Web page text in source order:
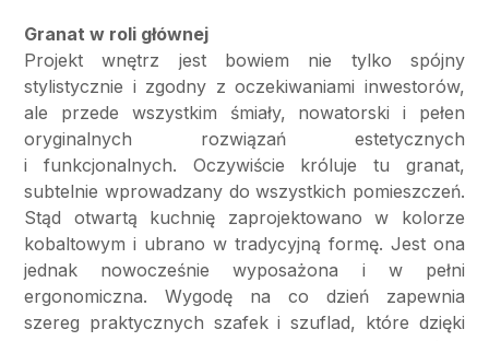
Granat w roli głównej
Projekt wnętrz jest bowiem nie tylko spójny
stylistycznie i zgodny z oczekiwaniami inwestorów,
ale przede wszystkim śmiały, nowatorski i pełen
oryginalnych rozwiązań estetycznych
i funkcjonalnych. Oczywiście króluje tu granat,
subtelnie wprowadzany do wszystkich pomieszczeń.
Stąd otwartą kuchnię zaprojektowano w kolorze
kobaltowym i ubrano w tradycyjną formę. Jest ona
jednak nowocześnie wyposażona i w pełni
ergonomiczna. Wygodę na co dzień zapewnia
szereg praktycznych szafek i szuflad, które dzięki